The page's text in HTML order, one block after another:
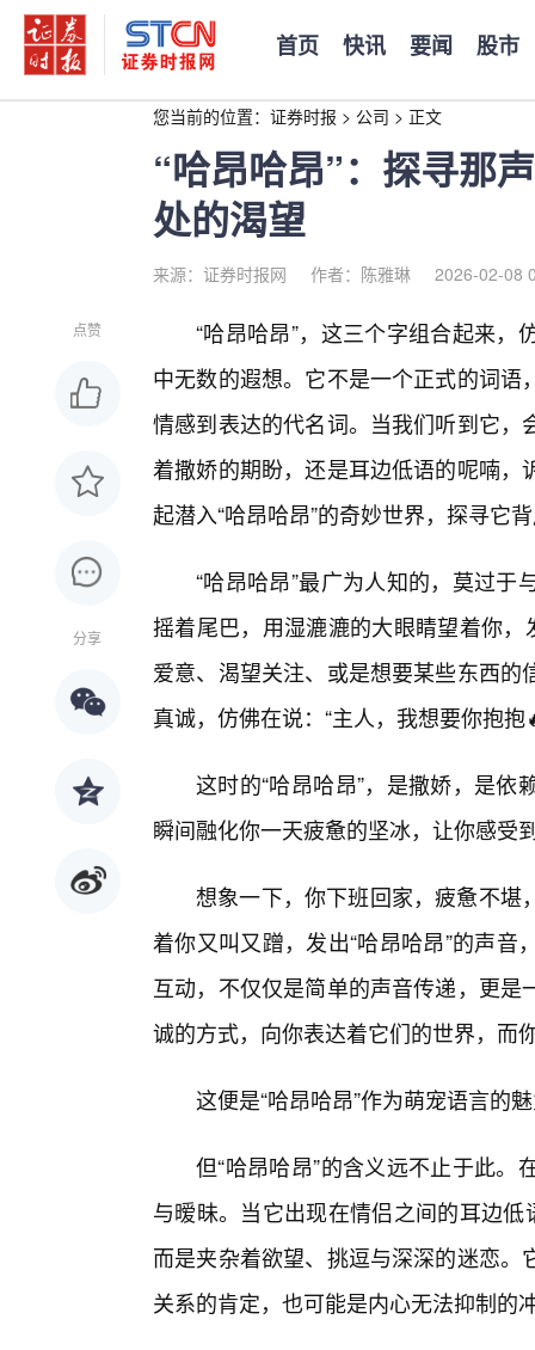
首页 快讯 要闻 股市
您当前的位置： 证券时报 > 公司 > 正文
“哈昂哈昂”：探寻那
处的渴望
来源：证券时报网 作者：陈雅琳 2026-02-08
点赞
分享
“哈昂哈昂”，这三个字组合起来
中无数的遐想。它不是一个正式的词
情感到表达的代名词。当我们听到它
着撒娇的期盼，还是耳边低语的呢喃
起潜入“哈昂哈昂”的奇妙世界，探寻它
“哈昂哈昂”最广为人知的，莫过
摇着尾巴，用湿漉漉的大眼睛望着你
爱意、渴望关注、或是想要某些东西
真诚，仿佛在说：“主人，我想要你抱抱
这时的“哈昂哈昂”，是撒娇，是
瞬间融化你一天疲惫的坚冰，让你感受
想象一下，你下班回家，疲惫不堪
着你又叫又蹭，发出“哈昂哈昂”的声
互动，不仅仅是简单的声音传递，更
诚的方式，向你表达着它们的世界，而
这便是“哈昂哈昂”作为萌宠语言
但“哈昂哈昂”的含义远不止于此
与暧昧。当它出现在情侣之间的耳边
而是夹杂着欲望、挑逗与深深的迷恋
关系的肯定，也可能是内心无法抑制的